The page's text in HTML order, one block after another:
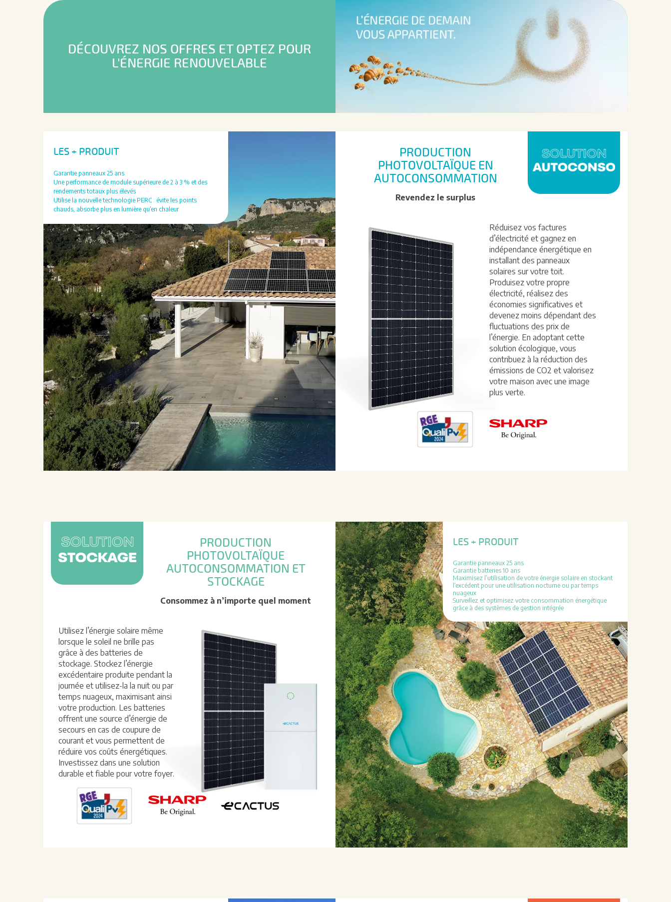
DÉCOUVREZ NOS OFFRES ET OPTEZ POUR
L'ÉNERGIE RENOUVELABLE
LES + PRODUIT
Garantie panneaux 25 ans
Une performance de module supérieure de 2 à 3 % et des
rendements totaux plus élevés
Utilise la nouvelle technologie PERC : évite les points
chauds, absorbe plus en lumière qu’en chaleur
PRODUCTION
PHOTOVOLTAÏQUE EN
AUTOCONSOMMATION
Revendez le surplus
Réduisez vos factures
d’électricité et gagnez en
indépendance énergétique en
installant des panneaux
solaires sur votre toit.
Produisez votre propre
électricité, réalisez des
économies significatives et
devenez moins dépendant des
fluctuations des prix de
l’énergie. En adoptant cette
solution écologique, vous
contribuez à la réduction des
émissions de CO2 et valorisez
votre maison avec une image
plus verte.
PRODUCTION
PHOTOVOLTAÏQUE
AUTOCONSOMMATION ET
STOCKAGE
Consommez à n’importe quel moment
Utilisez l’énergie solaire même
lorsque le soleil ne brille pas
grâce à des batteries de
stockage. Stockez l’énergie
excédentaire produite pendant la
journée et utilisez-la la nuit ou par
temps nuageux, maximisant ainsi
votre production. Les batteries
offrent une source d’énergie de
secours en cas de coupure de
courant et vous permettent de
réduire vos coûts énergétiques.
Investissez dans une solution
durable et fiable pour votre foyer.
LES + PRODUIT
Garantie panneaux 25 ans
Garantie batteries 10 ans
Maximisez l’utilisation de votre énergie solaire en stockant
l’excédent pour une utilisation nocturne ou par temps
nuageux
Surveillez et optimisez votre consommation énergétique
grâce à des systèmes de gestion intégrée